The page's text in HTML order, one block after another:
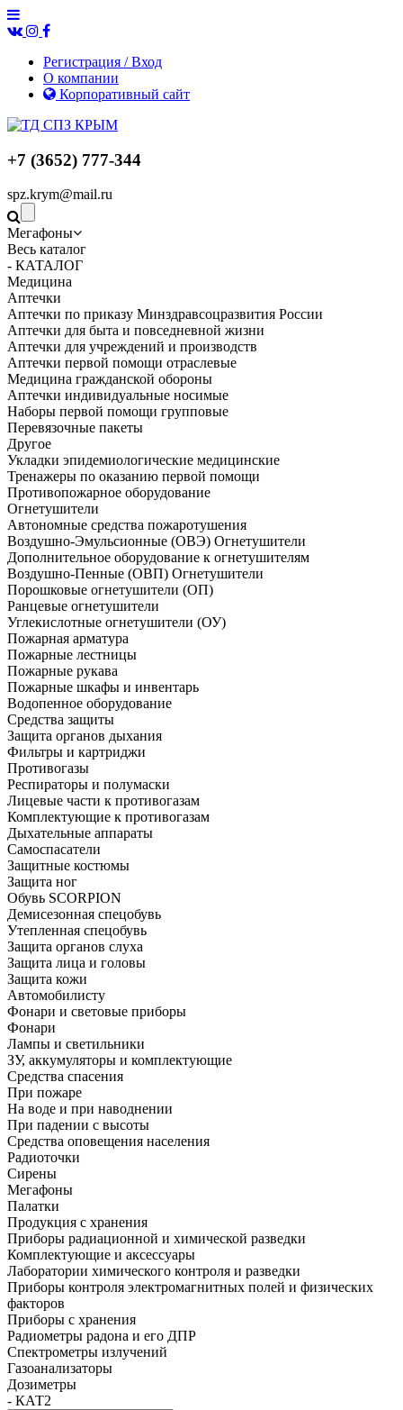
Регистрация / Вход
О компании
Корпоративный сайт
+7 (3652) 777-344
spz.krym@mail.ru
Мегафоны
Весь каталог
- КАТАЛОГ
Медицина
Аптечки
Аптечки по приказу Минздравсоцразвития России
Аптечки для быта и повседневной жизни
Аптечки для учреждений и производств
Аптечки первой помощи отраслевые
Медицина гражданской обороны
Аптечки индивидуальные носимые
Наборы первой помощи групповые
Перевязочные пакеты
Другое
Укладки эпидемиологические медицинские
Тренажеры по оказанию первой помощи
Противопожарное оборудование
Огнетушители
Автономные средства пожаротушения
Воздушно-Эмульсионные (ОВЭ) Огнетушители
Дополнительное оборудование к огнетушителям
Воздушно-Пенные (ОВП) Огнетушители
Порошковые огнетушители (ОП)
Ранцевые огнетушители
Углекислотные огнетушители (ОУ)
Пожарная арматура
Пожарные лестницы
Пожарные рукава
Пожарные шкафы и инвентарь
Водопенное оборудование
Средства защиты
Защита органов дыхания
Фильтры и картриджи
Противогазы
Респираторы и полумаски
Лицевые части к противогазам
Комплектующие к противогазам
Дыхательные аппараты
Самоспасатели
Защитные костюмы
Защита ног
Обувь SCORPION
Демисезонная спецобувь
Утепленная спецобувь
Защита органов слуха
Защита лица и головы
Защита кожи
Автомобилисту
Фонари и световые приборы
Фонари
Лампы и светильники
ЗУ, аккумуляторы и комплектующие
Средства спасения
При пожаре
На воде и при наводнении
При падении с высоты
Средства оповещения населения
Радиоточки
Сирены
Мегафоны
Палатки
Продукция с хранения
Приборы радиационной и химической разведки
Комплектующие и аксессуары
Лаборатории химического контроля и разведки
Приборы контроля электромагнитных полей и физических
факторов
Приборы с хранения
Радиометры радона и его ДПР
Спектрометры излучений
Газоанализаторы
Дозиметры
- КАТ2